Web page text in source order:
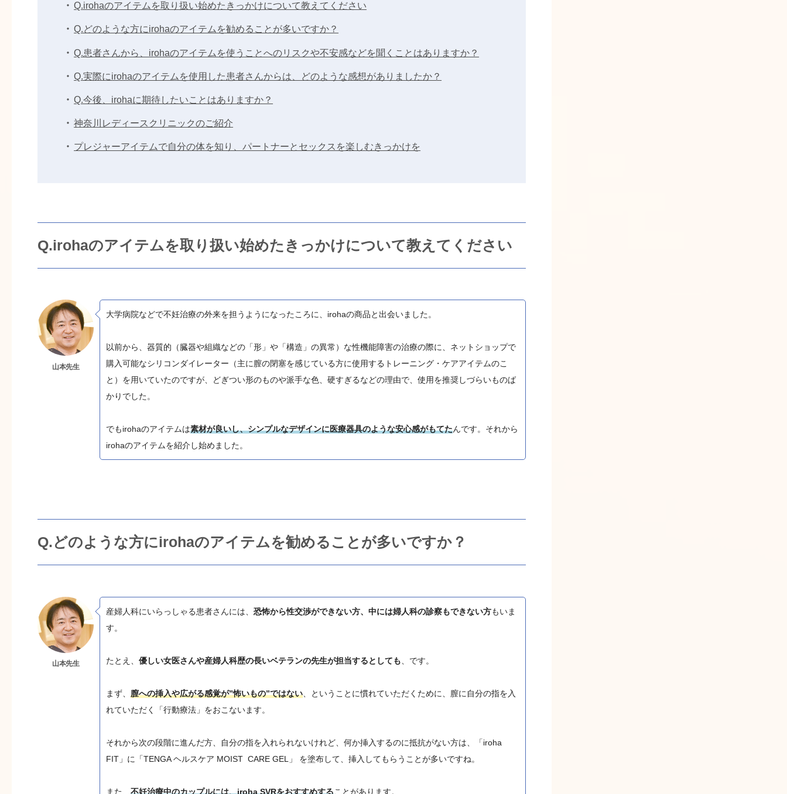
Q.irohaのアイテムを取り扱い始めたきっかけについて教えてください
Q.どのような方にirohaのアイテムを勧めることが多いですか？
Q.患者さんから、irohaのアイテムを使うことへのリスクや不安感などを聞くことはありますか？
Q.実際にirohaのアイテムを使用した患者さんからは、どのような感想がありましたか？
Q.今後、irohaに期待したいことはありますか？
神奈川レディースクリニックのご紹介
プレジャーアイテムで自分の体を知り、パートナーとセックスを楽しむきっかけを
Q.irohaのアイテムを取り扱い始めたきっかけについて教えてください
山本先生
大学病院などで不妊治療の外来を担うようになったころに、irohaの商品と出会いました。
以前から、器質的（臓器や組織などの「形」や「構造」の異常）な性機能障害の治療の際に、ネットショップで
購入可能なシリコンダイレーター（主に膣の閉塞を感じている方に使用するトレーニング・ケアアイテムのこ
と）を用いていたのですが、どぎつい形のものや派手な色、硬すぎるなどの理由で、使用を推奨しづらいものば
かりでした。
でもirohaのアイテムは素材が良いし、シンプルなデザインに医療器具のような安心感がもてたんです。それから
irohaのアイテムを紹介し始めました。
Q.どのような方にirohaのアイテムを勧めることが多いですか？
山本先生
産婦人科にいらっしゃる患者さんには、恐怖から性交渉ができない方、中には婦人科の診察もできない方もいま
す。
たとえ、優しい女医さんや産婦人科歴の長いベテランの先生が担当するとしても 、です。
まず、膣への挿入や広がる感覚が”怖いもの”ではない 、ということに慣れていただくために、膣に自分の指を入
れていただく「行動療法」をおこないます。
それから次の段階に進んだ方、自分の指を入れられないけれど、何か挿入するのに抵抗がない方は、「iroha
FIT」に「TENGA ヘルスケア MOIST CARE GEL」 を塗布して、挿入してもらうことが多いですね。
また、不妊治療中のカップルには、iroha SVRをおすすめすることがあります。